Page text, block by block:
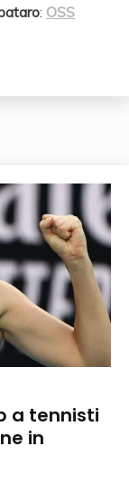
: OSS
a tennisti
in